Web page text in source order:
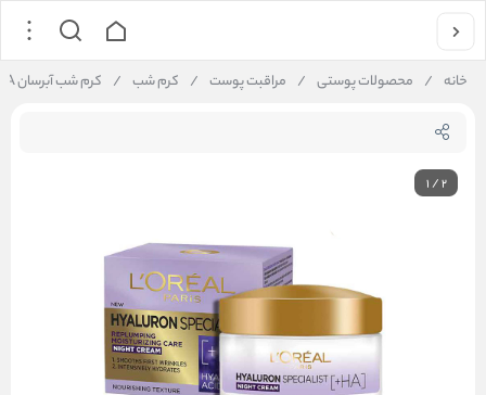
خانه / محصولات پوستی / مراقبت پوست / کرم شب / کرم شب آبرسان HA+ هیالورون لورال
1/2